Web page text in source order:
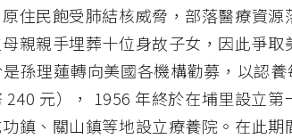
住民飽受肺結核威脅，部落醫療資源
親親手埋葬十位身故子女，因此爭取
孫理蓮轉向美國各機構勸募，以認
元）， 1956 年終於在埔里設立第
鎮、關山鎮等地設立療養院。在此期